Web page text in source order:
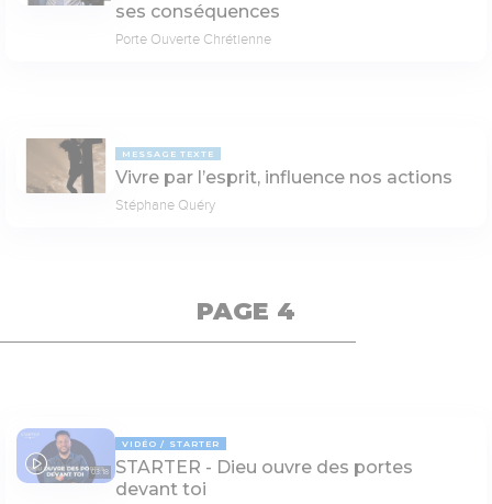
ses conséquences
Porte Ouverte Chrétienne
MESSAGE TEXTE
Vivre par l’esprit, influence nos actions
Stéphane Quéry
PAGE 4
03:18
VIDÉO STARTER
STARTER - Dieu ouvre des portes
devant toi